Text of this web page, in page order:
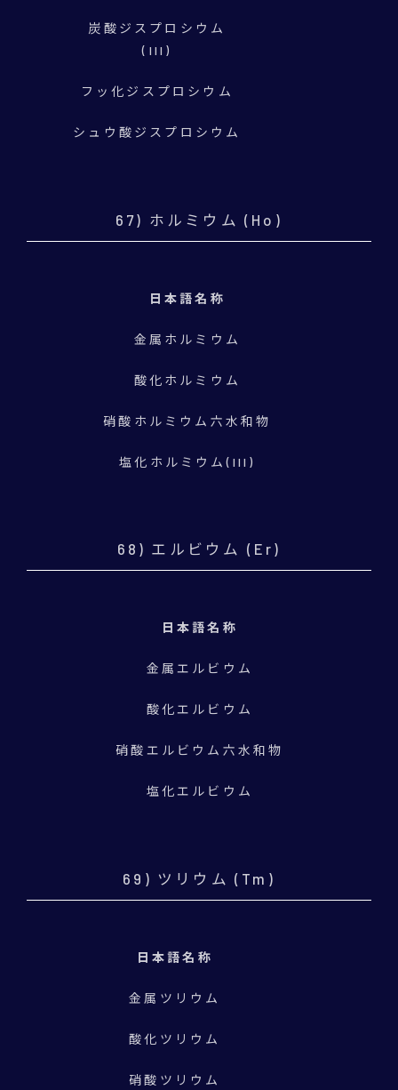
炭酸ジスプロシウム
(III)
フッ化ジスプロシウム
シュウ酸ジスプロシウム
67) ホルミウム (Ho)
日本語名称
金属ホルミウム
酸化ホルミウム
硝酸ホルミウム六水和物
塩化ホルミウム(III)
68) エルビウム (Er)
日本語名称
金属エルビウム
酸化エルビウム
硝酸エルビウム六水和物
塩化エルビウム
69) ツリウム (Tm)
日本語名称
金属ツリウム
酸化ツリウム
硝酸ツリウム